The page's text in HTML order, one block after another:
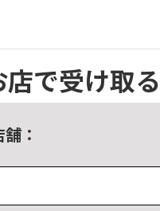
店で受け取る
：